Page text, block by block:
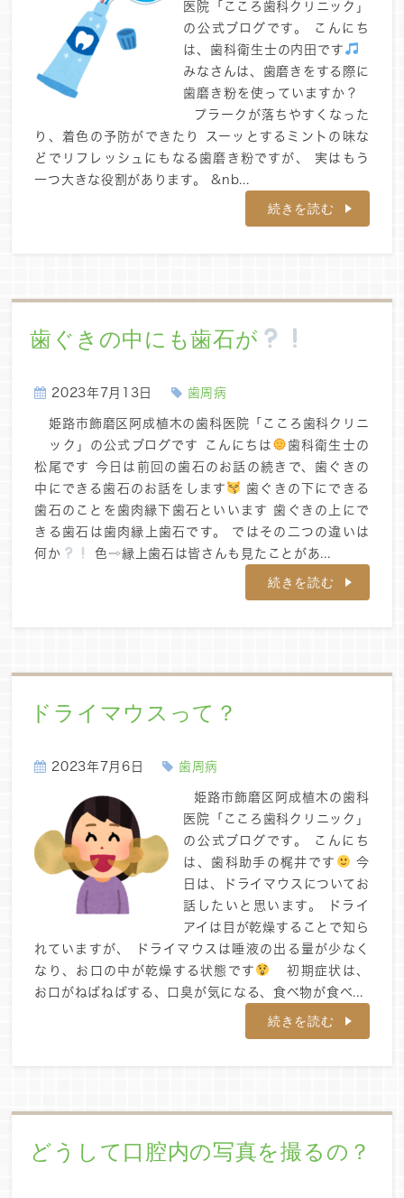
医院「こころ歯科クリニック」
の公式ブログです。 こんにち
は、歯科衛生士の内田です
みなさんは、歯磨きをする際に
歯磨き粉を使っていますか？
プラークが落ちやすくなった
り、着色の予防ができたり スーッとするミントの味な
どでリフレッシュにもなる歯磨き粉ですが、 実はもう
一つ大きな役割があります。 &nb...
続きを読む
歯ぐきの中にも歯石が
2023年7月13日 歯周病
姫路市飾磨区阿成植木の歯科医院「こころ歯科クリニ
ック」の公式ブログです こんにちは
歯科衛生士の
松尾です 今日は前回の歯石のお話の続きで、歯ぐきの
中にできる歯石のお話をします
歯ぐきの下にできる
歯石のことを歯肉縁下歯石といいます 歯ぐきの上にで
きる歯石は歯肉縁上歯石です。 ではその二つの違いは
何か
色⇨縁上歯石は皆さんも見たことがあ...
続きを読む
ドライマウスって？
2023年7月6日 歯周病
姫路市飾磨区阿成植木の歯科
医院「こころ歯科クリニック」
の公式ブログです。 こんにち
は、歯科助手の梶井です
今
日は、ドライマウスについてお
話したいと思います。 ドライ
アイは目が乾燥することで知ら
れていますが、 ドライマウスは唾液の出る量が少なく
なり、お口の中が乾燥する状態です
初期症状は、
お口がねばねばする、口臭が気になる、食べ物が食べ...
続きを読む
どうして口腔内の写真を撮るの？